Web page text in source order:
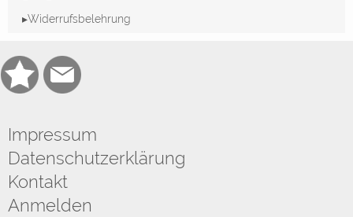
▸Widerrufsbelehrung
Impressum
Datenschutzerklärung
Kontakt
Anmelden